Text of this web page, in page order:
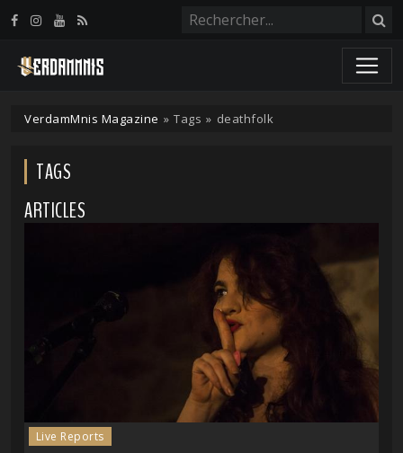
VerdamMnis Magazine » Tags » deathfolk
TAGS
ARTICLES
Live Reports
Panneau de gestion des cookies